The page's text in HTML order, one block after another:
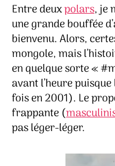
Entre deuxpolars, je
une grande bouffée
bienvenu. Alors,
mongole, mais
en quelque sorte «
avant l’heure
fois en 2001). Le
frappante (
pas léger-léger.